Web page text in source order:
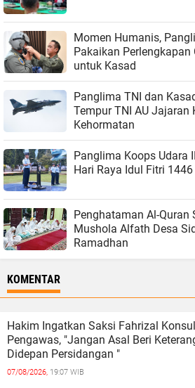
Momen Humanis,
Pakaikan Perlengkapan
untuk Kasad
Panglima TNI dan
Tempur TNI AU
Kehormatan
Panglima Koops Udara
Hari Raya Idul Fitri
Penghataman Al-Quran
Mushola Alfath Desa
Ramadhan
KOMENTAR
Hakim Ingatkan Saksi Fahrizal
Pengawas, "Jangan Asal Beri
Didepan Persidangan "
07/08/2026, 19:07 WIB